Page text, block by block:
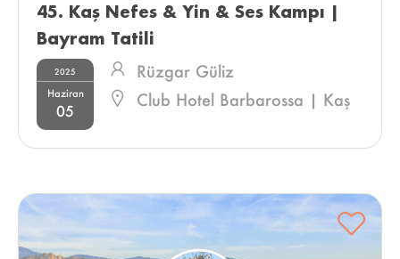
45. Kaş Nefes & Yin & Ses Kampı |
Bayram Tatili
2025
Haziran
05
Rüzgar Güliz
Club Hotel Barbarossa | Kaş